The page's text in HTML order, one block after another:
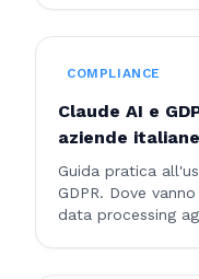
COMPLIANCE
Claude AI e
aziende italiane
Guida pratica
GDPR. Dove
data processing